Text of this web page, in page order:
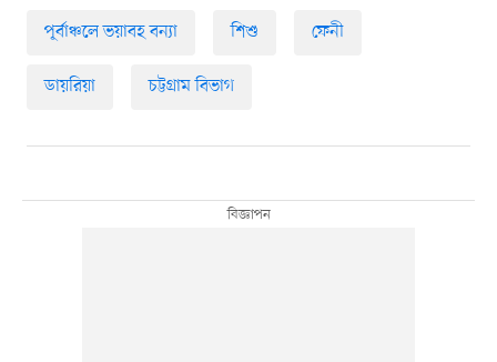
পূর্বাঞ্চলে ভয়াবহ বন্যা শিশু ফেনী
ডায়রিয়া চট্টগ্রাম বিভাগ